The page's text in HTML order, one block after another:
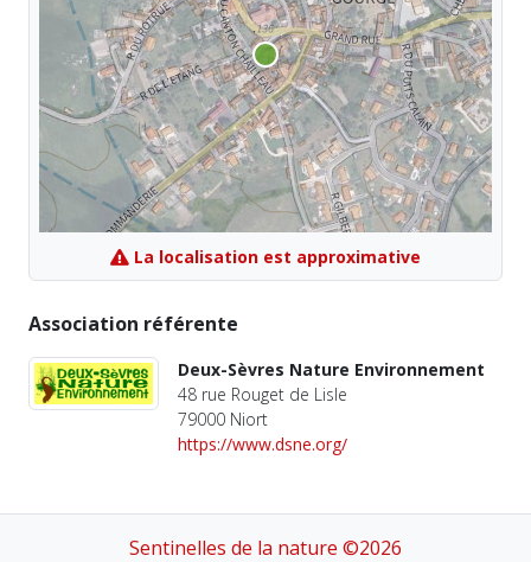
La localisation est approximative
Association référente
Deux-Sèvres Nature Environnement
48 rue Rouget de Lisle
79000 Niort
https://www.dsne.org/
Sentinelles de la nature ©2026